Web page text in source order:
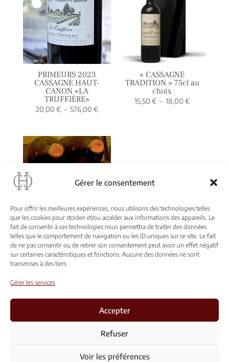
Gérer le consentement
Pour offrir les meilleures expériences, nous utilisons des technologies telles
que les cookies pour stocker et/ou accéder aux informations des appareils. Le
fait de consentir à ces technologies nous permettra de traiter des données
telles que le comportement de navigation ou les ID uniques sur ce site. Le fait
de ne pas consentir ou de retirer son consentement peut avoir un effet négatif
sur certaines caractéristiques et fonctions. Aucune des données ne sont
transmises à des tiers
Gérer les services
Accepter
Refuser
Voir les préférences
PRIMEURS 2023
CASSAGNE HAUT-
CANON «LA
TRUFFIÈRE»
20,00 € – 576,00 €Plage
20,00 €
à
« CASSAGNE
TRADITION » 75cl au
choix
15,50€ – 18,00€Plage
« MILLÉSIMES ANCIENS
»
Conditions générales de vente et d’utilisation